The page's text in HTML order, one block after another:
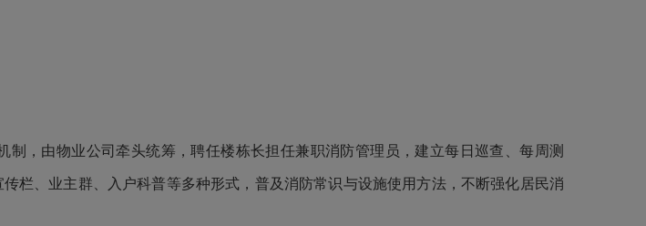
由物业公司牵头统筹，聘任楼栋长担任兼职消防管理员，建立每日巡查、每周测
栏、业主群、入户科普等多种形式，普及消防常识与设施使用方法，不断强化居民消